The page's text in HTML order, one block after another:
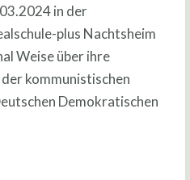
in der
plus Nachtsheim
Weise über ihre
kommunistischen
Demokratischen